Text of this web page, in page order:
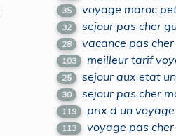
35 voyage maroc
32 sejour pas cher
28 vacance pas
103 meilleur tarif
25 sejour aux etat
30 sejour pas cher
119 prix d un
113 voyage pas